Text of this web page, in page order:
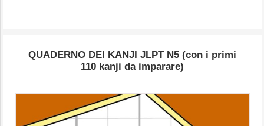
QUADERNO DEI KANJI JLPT N5 (con i primi
110 kanji da imparare)